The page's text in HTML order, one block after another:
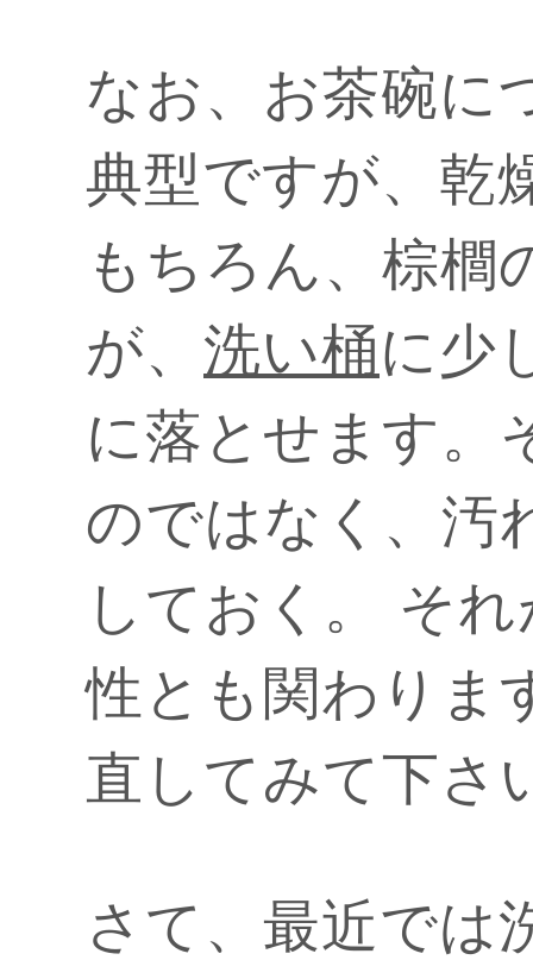
なお、お茶碗に
典型ですが、乾
もちろん、棕櫚
が、 洗い桶に少
に落とせます。
のではなく、汚
しておく。 そ
性とも関わりま
直してみて下さ
さて、最近では